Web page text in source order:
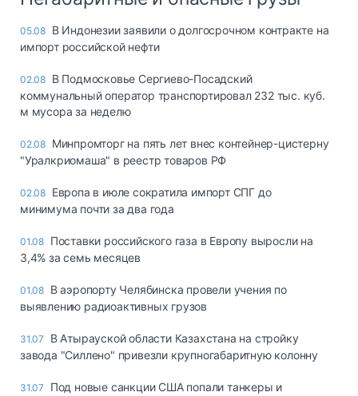
05.08 В Индонезии заявили о долгосрочном контракте на
импорт российской нефти
02.08 В Подмосковье Сергиево-Посадский
коммунальный оператор транспортировал 232 тыс. куб.
м мусора за неделю
02.08 Минпромторг на пять лет внес контейнер-цистерну
"Уралкриомаша" в реестр товаров РФ
02.08 Европа в июле сократила импорт СПГ до
минимума почти за два года
01.08 Поставки российского газа в Европу выросли на
3,4% за семь месяцев
01.08 В аэропорту Челябинска провели учения по
выявлению радиоактивных грузов
31.07
В Атырауской области Казахстана на стройку
завода "Силлено" привезли крупногабаритную колонну
31.07
Под новые санкции США попали танкеры и